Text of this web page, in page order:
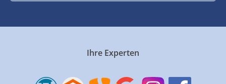
Ihre Experten